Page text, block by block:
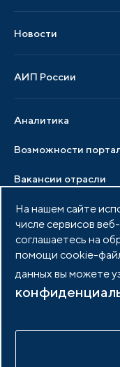
Аналитика
Возможности
Образцы документов
Вакансии отрасли
Мероприятия отрасли
Новости
Новости отрасли
Медиатека
АИП России
Члены ассоциации
Услуги ассоциации
Документы АИП
Партнеры
Фото и видео
Членство в АИП
На нашем сайте
числе сервисов
соглашаетесь на
помощи cookie-
данных вы можете